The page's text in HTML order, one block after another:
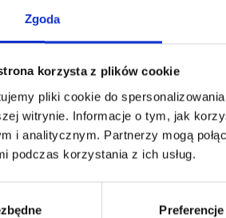
Zgoda
korzysta z plików cookie
pliki cookie do
witrynie. Informacje o tym, jak
i analitycznym. Partnerzy mogą
podczas korzystania z ich usług.
Preferencje
już zastosowania bardziej
sprzętu, który w
Z tego względu warto
Twojego dywanu w
ale wykonają